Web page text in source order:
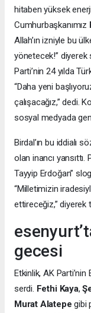
hitaben yüksek
Cumhurbaşkanımız
Allah’ın izniyle bu
yönetecek!” diyerek
Parti’nin 24 yılda
“Daha yeni
çalışacağız,” dedi.
sosyal medyada
Birdal’ın bu iddialı
olan inancı yansıttı.
Tayyip Erdoğan”
“Milletimizin
ettireceğiz,” diyerek
gecesi
Etkinlik, AK
serdi. Fethi Kaya,
Murat Alatepe gibi